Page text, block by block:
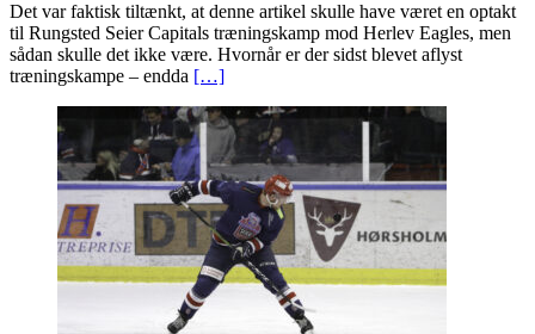
Det var faktisk tiltænkt, at denne artikel skulle have været en optakt
til Rungsted Seier Capitals træningskamp mod Herlev Eagles, men
sådan skulle det ikke være. Hvornår er der sidst blevet aflyst
træningskampe – endda […]